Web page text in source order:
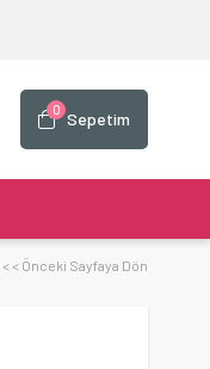
Sepetim
0
< < Önceki Sayfaya Dön